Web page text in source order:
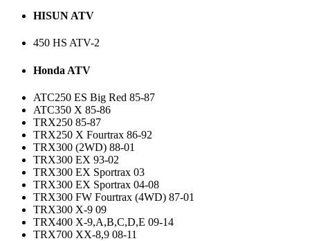
HISUN ATV
450 HS ATV-2
Honda ATV
ATC250 ES Big Red 85-87
ATC350 X 85-86
TRX250 85-87
TRX250 X Fourtrax 86-92
TRX300 (2WD) 88-01
TRX300 EX 93-02
TRX300 EX Sportrax 03
TRX300 EX Sportrax 04-08
TRX300 FW Fourtrax (4WD) 87-01
TRX300 X-9 09
TRX400 X-9,A,B,C,D,E 09-14
TRX700 XX-8,9 08-11